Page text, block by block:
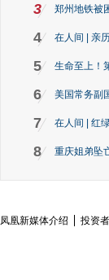
3 郑州地铁被
4 在人间 | 亲
5 生命至上！
6 美国常务副
7 在人间 | 红
8 重庆姐弟坠
凤凰新媒体介绍 投资